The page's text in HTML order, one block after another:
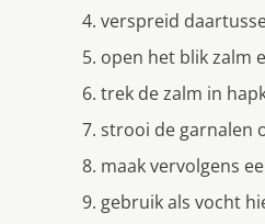
verspreid
open het blik zalm
trek de zalm in
strooi de garnalen
maak vervolgens
gebruik als vocht